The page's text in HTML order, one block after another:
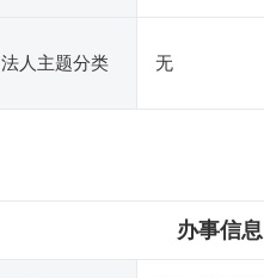
法人主题分类 无
办事信息